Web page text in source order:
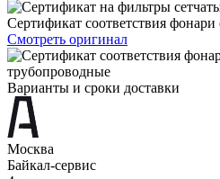
Сертификат соответствия
Смотреть оригинал
Варианты и сроки доставки
Москва
Байкал-сервис